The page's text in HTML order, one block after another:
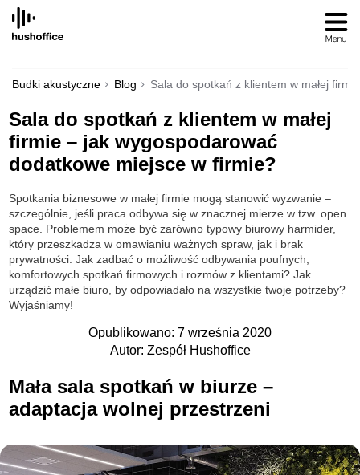
SKIP
CONTENT
Budki akustyczne Blog Sala do spotkań z klientem w małej
Sala do spotkań z klientem w małej
firmie – jak wygospodarować
dodatkowe miejsce w firmie?
Spotkania biznesowe w małej firmie mogą stanowić wyzwanie –
szczególnie, jeśli praca odbywa się w znacznej mierze w tzw. open
space. Problemem może być zarówno typowy biurowy harmider,
który przeszkadza w omawianiu ważnych spraw, jak i brak
prywatności. Jak zadbać o możliwość odbywania poufnych,
komfortowych spotkań firmowych i rozmów z klientami? Jak
urządzić małe biuro, by odpowiadało na wszystkie twoje potrzeby?
Wyjaśniamy!
Opublikowano: 7 września 2020
Autor: Zespół Hushoffice
Mała sala spotkań w biurze –
adaptacja wolnej przestrzeni